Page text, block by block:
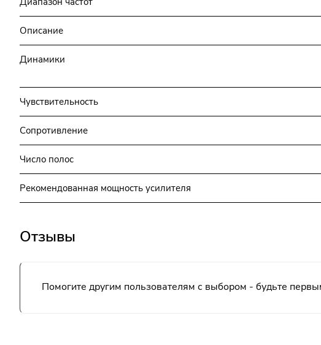
Описание
Динамики
Чувствительность
Сопротивление
Число полос
Рекомендованная мощность усилителя
Отзывы
Помогите другим пользователям с выбором - будьте